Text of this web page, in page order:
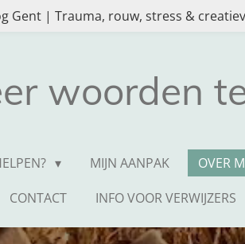
Gent | Trauma, rouw, stress &
woorden
MIJN AANPAK OVER
CONTACT
INFO VOOR VERWIJZERS